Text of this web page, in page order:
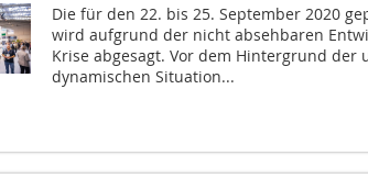
Die für den 22. bis 25. September 2020
wird aufgrund der nicht absehbaren
Krise abgesagt. Vor dem Hintergrund der
dynamischen Situation...